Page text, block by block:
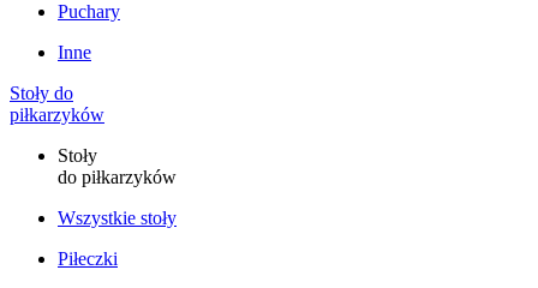
Puchary
Inne
Stoły do
piłkarzyków
Stoły
do piłkarzyków
Wszystkie stoły
Piłeczki